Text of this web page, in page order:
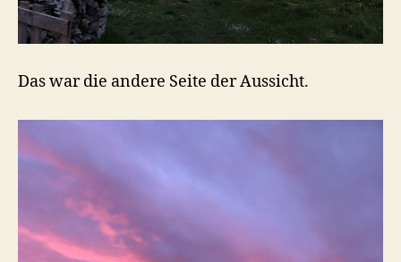
Das war die andere Seite der Aussicht.